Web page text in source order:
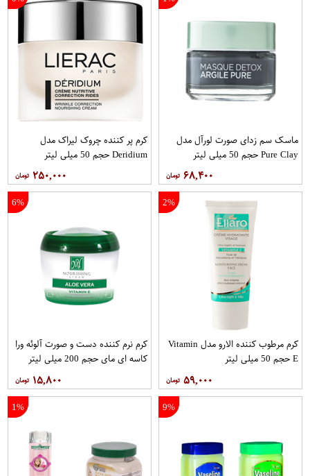
ماسک سم زدای صورت لورآل مدل
Pure Clay حجم 50 میلی لیتر
۶۸,۴۰۰
کرم پر کننده چروک لیراک مدل
Deridium حجم 50 میلی لیتر
۲۵۰,۰۰۰
2%
کرم مرطوب کننده الارو مدل Vitamin
E حجم 50 میلی لیتر
۵۹,۰۰۰
6%
کرم نرم کننده دست و صورت آلوئه ورا
کاسه ای مای حجم 200 میلی لیتر
۱۵,۸۰۰
9%
1%